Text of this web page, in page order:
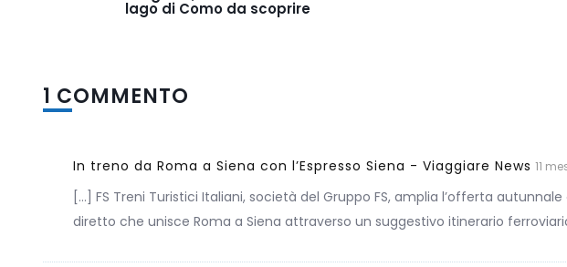
lago di Como da scoprire
1 COMMENTO
In treno da Roma a Siena con l’Espresso Siena - Viaggiare News 11
[…] FS Treni Turistici Italiani, società del Gruppo FS, amplia l’offerta
diretto che unisce Roma a Siena attraverso un suggestivo itinerario